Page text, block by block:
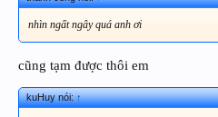
nhìn ngất ngây quá anh ơi
cũng tạm được thôi em
kuHuy nói:↑